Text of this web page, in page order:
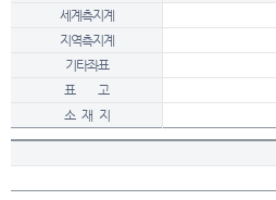
세계측지계
지역측지계
기타좌표
표 고
소 재 지